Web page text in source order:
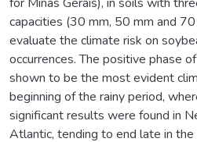
capacities (30 mm, 50 mm and
evaluate the climate risk on
occurrences. The positive phase
shown to be the most evident
beginning of the rainy period,
significant results were found in
Atlantic, tending to end late in